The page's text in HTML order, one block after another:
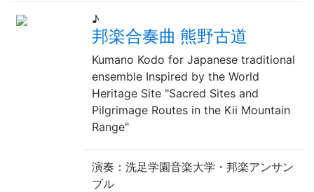
♪
邦楽合奏曲 熊野古道
Kumano Kodo for Japanese traditional
ensemble Inspired by the World
Heritage Site "Sacred Sites and
Pilgrimage Routes in the Kii Mountain
Range"
演奏 ：洗足学園音楽大学・邦楽アンサン
ブル